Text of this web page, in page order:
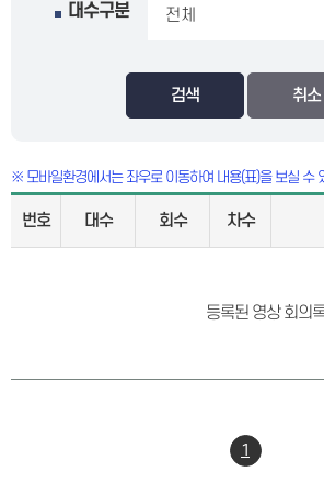
대수구분
검색
※ 모바일환경에서는 좌우로 이동하여 내용(표)을 보실 수
번호 대수 회수 차수
등록된 영상 회의
1